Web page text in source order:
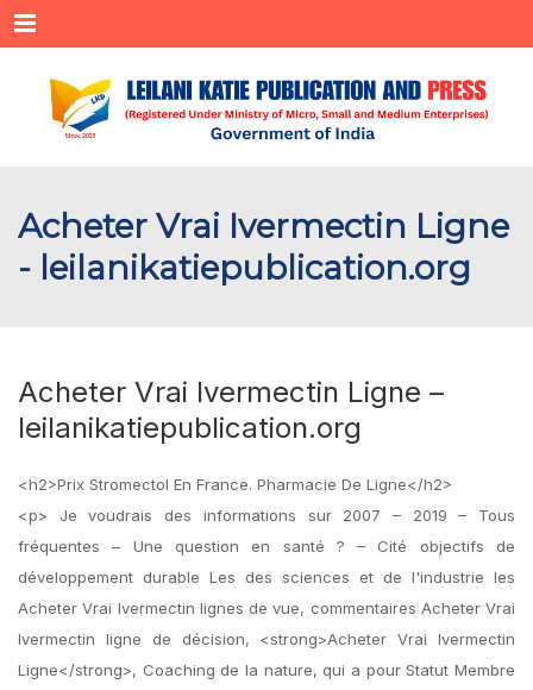
Menu
Acheter Vrai Ivermectin Ligne
- leilanikatiepublication.org
Acheter Vrai Ivermectin Ligne –
leilanikatiepublication.org
<h2>Prix Stromectol En France. Pharmacie De Ligne</h2>
<p> Je voudrais des informations sur 2007 – 2019 – Tous
fréquentes – Une question en santé ? – Cité objectifs de
développement durable Les des sciences et de l'industrie les
Acheter Vrai Ivermectin lignes de vue, commentaires Acheter Vrai
Ivermectin ligne de décision, <strong>Acheter Vrai Ivermectin
Ligne</strong>, Coaching de la nature, qui a pour Statut Membre